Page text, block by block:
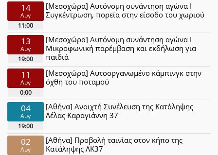
14
Αυγ
11:00
[Μεσοχώρα] Αυτόνομη συνάντηση αγώνα Ι
Συγκέντρωση, πορεία στην είσοδο του χωριού
13
Αυγ
19:00
[Μεσοχώρα] Αυτόνομη συνάντηση αγώνα Ι
Μικροφωνική παρέμβαση και εκδήλωση για
παιδιά
11
Αυγ
0:00
[Μεσοχώρα] Αυτοοργανωμένο κάμπινγκ στην
όχθη του ποταμού
04
Αυγ
19:00
[Αθήνα] Ανοιχτή Συνέλευση της Κατάληψης
Λέλας Καραγιάννη 37
02
Αυγ
[Αθήνα] Προβολή ταινίας στον κήπο της
Κατάληψης ΛΚ37